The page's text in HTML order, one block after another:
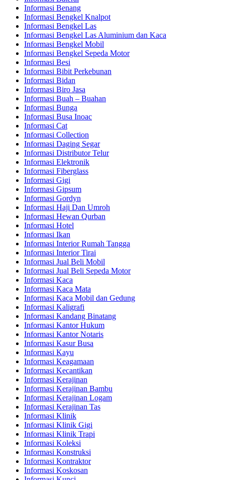
Informasi Benang
Informasi Bengkel Knalpot
Informasi Bengkel Las
Informasi Bengkel Las Aluminium dan Kaca
Informasi Bengkel Mobil
Informasi Bengkel Sepeda Motor
Informasi Besi
Informasi Bibit Perkebunan
Informasi Bidan
Informasi Biro Jasa
Informasi Buah – Buahan
Informasi Bunga
Informasi Busa Inoac
Informasi Cat
Informasi Collection
Informasi Daging Segar
Informasi Distributor Telur
Informasi Elektronik
Informasi Fiberglass
Informasi Gigi
Informasi Gipsum
Informasi Gordyn
Informasi Haji Dan Umroh
Informasi Hewan Qurban
Informasi Hotel
Informasi Ikan
Informasi Interior Rumah Tangga
Informasi Interior Tirai
Informasi Jual Beli Mobil
Informasi Jual Beli Sepeda Motor
Informasi Kaca
Informasi Kaca Mata
Informasi Kaca Mobil dan Gedung
Informasi Kaligrafi
Informasi Kandang Binatang
Informasi Kantor Hukum
Informasi Kantor Notaris
Informasi Kasur Busa
Informasi Kayu
Informasi Keagamaan
Informasi Kecantikan
Informasi Kerajinan
Informasi Kerajinan Bambu
Informasi Kerajinan Logam
Informasi Kerajinan Tas
Informasi Klinik
Informasi Klinik Gigi
Informasi Klinik Trapi
Informasi Koleksi
Informasi Konstruksi
Informasi Kontraktor
Informasi Koskosan